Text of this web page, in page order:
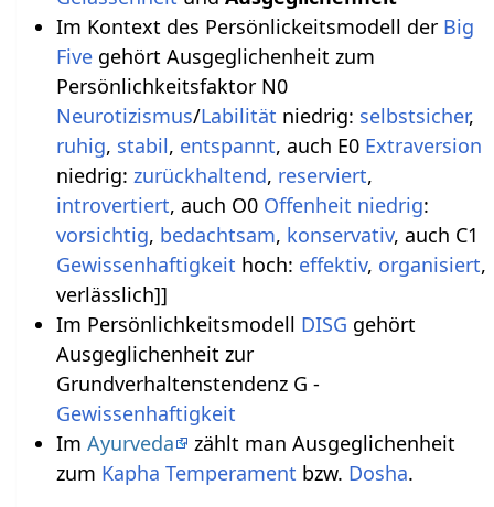
Im Kontext des Persönlickeitsmodell der Big
Fivegehört Ausgeglichenheit zum
Persönlichkeitsfaktor N0
Neurotizismus/Labilität niedrig: selbstsicher,
ruhig, stabil, entspannt, auch E0 Extraversion
niedrig: zurückhaltend, reserviert,
introvertiert, auch O0 Offenheit niedrig:
vorsichtig, bedachtsam, konservativ, auch C1
Gewissenhaftigkeit hoch: effektiv, organisiert,
verlässlich]]
Im Persönlichkeitsmodell DISG gehört
Ausgeglichenheit zur
Grundverhaltenstendenz G -
Gewissenhaftigkeit
Im Ayurveda
zählt man Ausgeglichenheit
zum Kapha Temperament bzw. Dosha.